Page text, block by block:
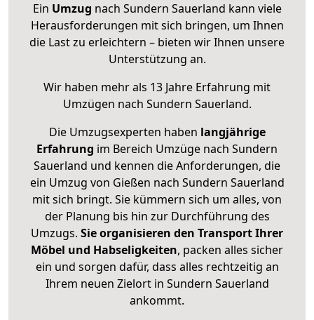
Ein Umzug nach Sundern Sauerland kann viele
Herausforderungen mit sich bringen, um Ihnen
die Last zu erleichtern – bieten wir Ihnen unsere
Unterstützung an.
Wir haben mehr als 13 Jahre Erfahrung mit
Umzügen nach Sundern Sauerland.
Die Umzugsexperten haben langjährige
Erfahrung im Bereich Umzüge nach Sundern
Sauerland und kennen die Anforderungen, die
ein Umzug von Gießen nach Sundern Sauerland
mit sich bringt. Sie kümmern sich um alles, von
der Planung bis hin zur Durchführung des
Umzugs. Sie organisieren den Transport Ihrer
Möbel und Habseligkeiten, packen alles sicher
ein und sorgen dafür, dass alles rechtzeitig an
Ihrem neuen Zielort in Sundern Sauerland
ankommt.